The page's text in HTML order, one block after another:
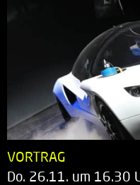
VORTRAG
Do. 26.11. um 16.30